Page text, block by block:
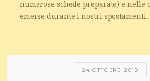
numerose schede preparate) e nelle
emerse durante i nostri spostamenti.
24 OTTOBRE 2019